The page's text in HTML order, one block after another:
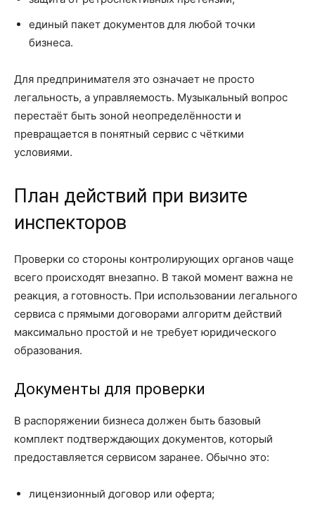
единый пакет документов для любой точки
бизнеса.
Для предпринимателя это означает не просто
легальность, а управляемость. Музыкальный вопрос
перестаёт быть зоной неопределённости и
превращается в понятный сервис с чёткими
условиями.
План действий при визите
инспекторов
Проверки со стороны контролирующих органов чаще
всего происходят внезапно. В такой момент важна не
реакция, а готовность. При использовании легального
сервиса с прямыми договорами алгоритм действий
максимально простой и не требует юридического
образования.
Документы для проверки
В распоряжении бизнеса должен быть базовый
комплект подтверждающих документов, который
предоставляется сервисом заранее. Обычно это:
лицензионный договор или оферта;